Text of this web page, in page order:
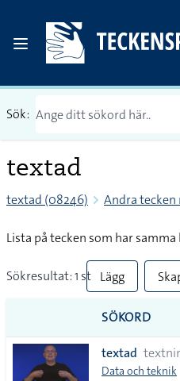
Sök:
textad
textad (08246) Andra tecken
Lista på tecken som har
Sökresultat: 1 st Lägg
till
alla i
lista
SÖKORD
textad
Data och teknik